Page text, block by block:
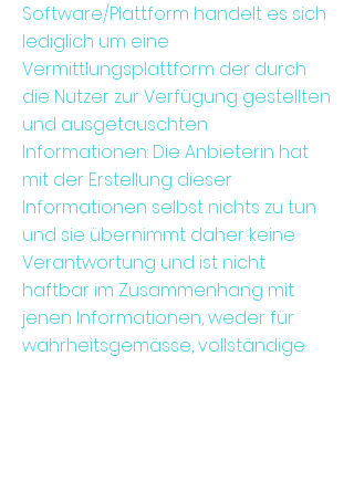
Software/Plattform handelt es sich
lediglich um eine
Vermittlungsplattform der durch
die Nutzer zur Verfügung gestellten
und ausgetauschten
Informationen: Die Anbieterin hat
mit der Erstellung dieser
Informationen selbst nichts zu tun
und sie übernimmt daher keine
Verantwortung und ist nicht
haftbar im Zusammenhang mit
jenen Informationen, weder für
wahrheitsgemässe, vollständige